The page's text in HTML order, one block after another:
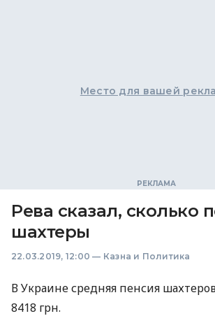
Место для вашей
Рева сказал, сколько
шахтеры
22.03.2019, 12:00 — Казна и Политика
В Украине средняя пенсия
8418 грн.